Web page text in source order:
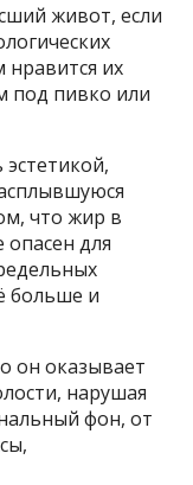
живот, если
их
под пивко или
что жир в
для
больше и
он оказывает
нарушая
фон, от